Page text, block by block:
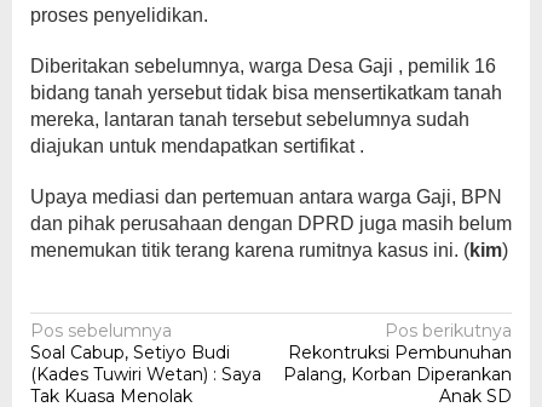
proses penyelidikan.
Diberitakan sebelumnya, warga Desa Gaji , pemilik 16
bidang tanah yersebut tidak bisa mensertikatkam tanah
mereka, lantaran tanah tersebut sebelumnya sudah
diajukan untuk mendapatkan sertifikat .
Upaya mediasi dan pertemuan antara warga Gaji, BPN
dan pihak perusahaan dengan DPRD juga masih belum
menemukan titik terang karena rumitnya kasus ini. (kim)
Navigasi
pos
Pos sebelumnya
Soal Cabup, Setiyo Budi
(Kades Tuwiri Wetan) : Saya
Tak Kuasa Menolak
Pos berikutnya
Rekontruksi Pembunuhan
Palang, Korban Diperankan
Anak SD